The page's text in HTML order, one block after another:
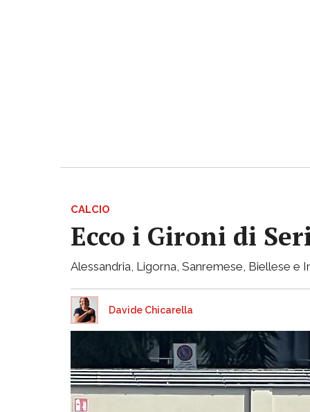
CALCIO
Ecco i Gironi di
Alessandria, Ligorna, Sanremese, Biellese e
Davide Chicarella